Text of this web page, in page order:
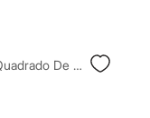
Óculos De Sol Feminino Quadrado De Acetato Marrom